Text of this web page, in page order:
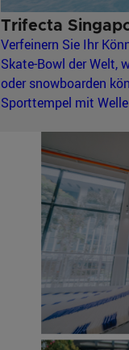
Trifecta
Verfeinern Sie Ihr
Skate-Bowl der Welt,
oder snowboarden
Sporttempel mit